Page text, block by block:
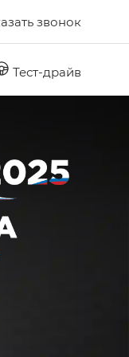
звонок
Тест-драйв